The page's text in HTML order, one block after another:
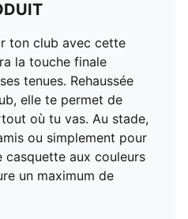
ton club avec cette
la touche finale
tenues. Rehaussée
elle te permet de
où tu vas. Au stade,
ou simplement pour
aux couleurs
un maximum de